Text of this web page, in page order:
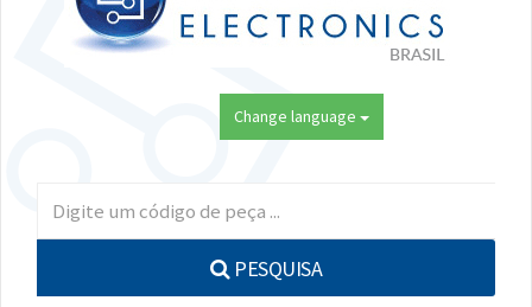
Change language
PESQUISA